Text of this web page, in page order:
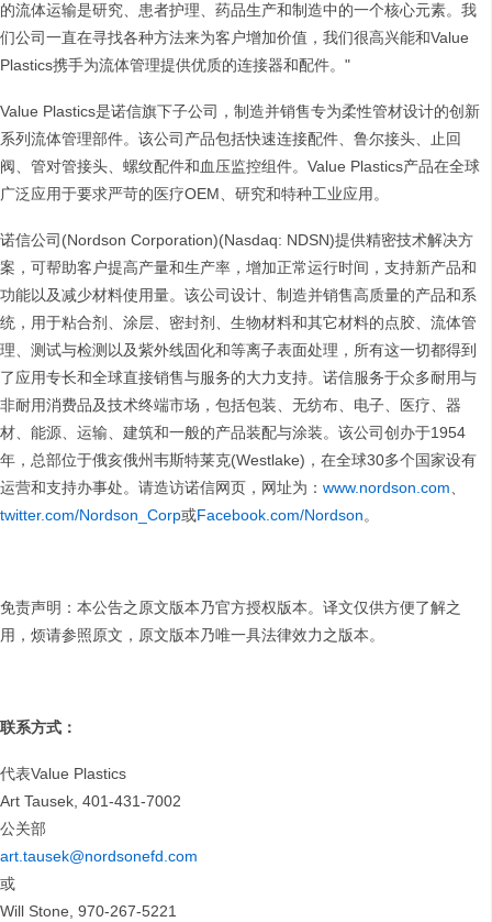
的流体运输是研究、患者护理、药品生产和制造中的一个核心元素。我
们公司一直在寻找各种方法来为客户增加价值，我们很高兴能和Value
Plastics携手为流体管理提供优质的连接器和配件。"
Value Plastics是诺信旗下子公司，制造并销售专为柔性管材设计的创新
系列流体管理部件。该公司产品包括快速连接配件、鲁尔接头、止回
阀、管对管接头、螺纹配件和血压监控组件。Value Plastics产品在全球
广泛应用于要求严苛的医疗OEM、研究和特种工业应用。
诺信公司(Nordson Corporation)(Nasdaq: NDSN)提供精密技术解决方
案，可帮助客户提高产量和生产率，增加正常运行时间，支持新产品和
功能以及减少材料使用量。该公司设计、制造并销售高质量的产品和系
统，用于粘合剂、涂层、密封剂、生物材料和其它材料的点胶、流体管
理、测试与检测以及紫外线固化和等离子表面处理，所有这一切都得到
了应用专长和全球直接销售与服务的大力支持。诺信服务于众多耐用与
非耐用消费品及技术终端市场，包括包装、无纺布、电子、医疗、器
材、能源、运输、建筑和一般的产品装配与涂装。该公司创办于1954
年，总部位于俄亥俄州韦斯特莱克(Westlake)，在全球30多个国家设有
运营和支持办事处。请造访诺信网页，网址为： www.nordson.com、
twitter.com/Nordson_Corp或Facebook.com/Nordson。
免责声明：本公告之原文版本乃官方授权版本。译文仅供方便了解之
用，烦请参照原文，原文版本乃唯一具法律效力之版本。
联系方式：
代表Value Plastics
Art Tausek, 401-431-7002
公关部
art.tausek@nordsonefd.com
或
Will Stone, 970-267-5221